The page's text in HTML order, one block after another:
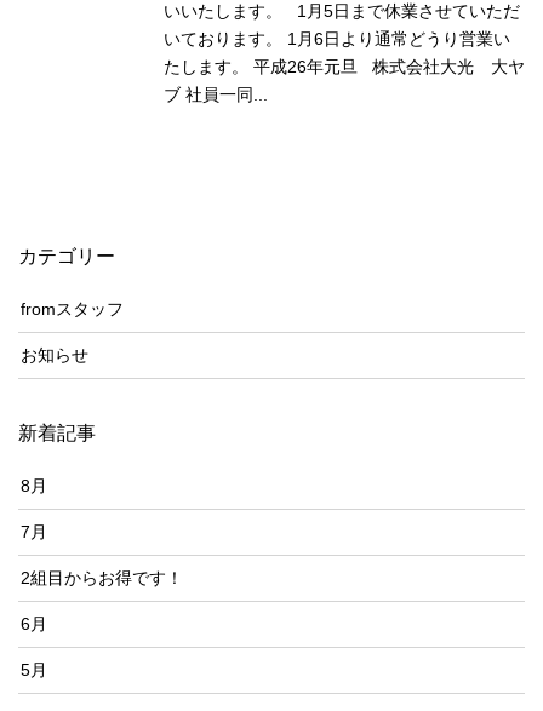
いいたします。 1月5日まで休業させていただ
いております。 1月6日より通常どうり営業い
たします。 平成26年元旦 株式会社大光 大ヤ
ブ 社員一同...
カテゴリー
fromスタッフ
お知らせ
新着記事
8月
7月
2組目からお得です！
6月
5月